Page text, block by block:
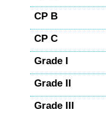
CP B
CP C
Grade I
Grade II
Grade III